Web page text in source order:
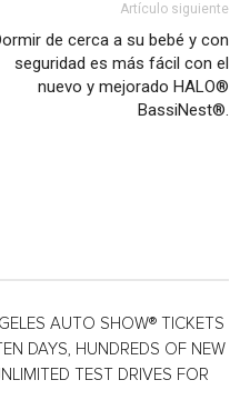
Artículo siguiente
de cerca a su bebé y con
seguridad es más fácil con el
nuevo y mejorado HALO®
BassiNest®.
AUTO SHOW® TICKETS
DAYS, HUNDREDS OF NEW
TEST DRIVES FOR